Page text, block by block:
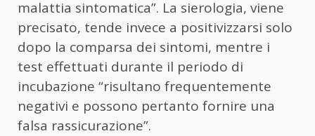
malattia sintomatica”. La sierologia, viene
precisato, tende invece a positivizzarsi solo
dopo la comparsa dei sintomi, mentre i
test effettuati durante il periodo di
incubazione “risultano frequentemente
negativi e possono pertanto fornire una
falsa rassicurazione”.